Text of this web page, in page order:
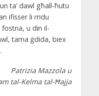
ta’ dawl għall-ħutu
ifisser li rridu
fostna, u din il-
tama ġdida, biex
Patrizia Mazzola u
tal-Kelma tal-Ħajja